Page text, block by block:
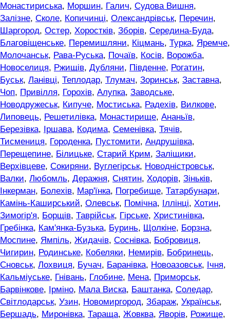
Монастириська, Моршин, Галич, Судова Вишня,
Залізне, Сколе, Копичинці, Олександрівськ, Перечин,
Шаргород, Остер, Хоростків, Зборів, Середина-Буда,
Благовіщенське, Перемишляни, Кіцмань, Турка, Яремче,
Молочанськ, Рава-Руська, Почаїв, Косів, Ворожба,
Новоселиця, Ржищів, Дубляни, Південне, Рогатин,
Буськ, Ланівці, Теплодар, Тлумач, Зоринськ, Заставна,
Чоп, Привілля, Горохів, Алупка, Заводське,
Новодружеськ, Кипуче, Мостиська, Радехів, Вилкове,
Липовець, Решетилівка, Монастирище, Ананьїв,
Березівка, Іршава, Кодима, Семенівка, Тячів,
Тисмениця, Городенка, Пустомити, Андрушівка,
Перещепине, Білицьке, Старий Крим, Заліщики,
Верхівцеве, Сокиряни, Вуглегірськ, Новодністровськ,
Валки, Любомль, Деражня, Снятин, Ходорів, Зіньків,
Інкерман, Болехів, Мар'їнка, Погребище, Татарбунари,
Камінь-Каширський, Олевськ, Помічна, Іллінці, Хотин,
Зимогір'я, Борщів, Таврійськ, Гірське, Христинівка,
Гребінка, Кам'янка-Бузька, Буринь, Щолкіне, Борзна,
Моспине, Ямпіль, Жидачів, Соснівка, Бобровиця,
Чигирин, Родинське, Кобеляки, Немирів, Бобринець,
Сновськ, Лохвиця, Бучач, Баранівка, Новоазовськ, Ічня,
Кальміуське, Гнівань, Глобине, Мена, Приморськ,
Барвінкове, Ірміно, Мала Виска, Баштанка, Соледар,
Світлодарськ, Узин, Новомиргород, Збараж, Українськ,
Бершадь, Миронівка, Тараща, Жовква, Яворів, Рожище,